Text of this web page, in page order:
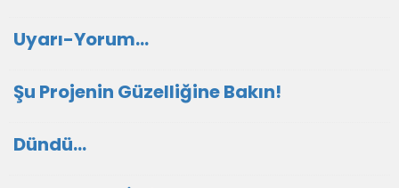
Uyarı-Yorum...
Şu Projenin Güzelliğine Bakın!
Dündü...